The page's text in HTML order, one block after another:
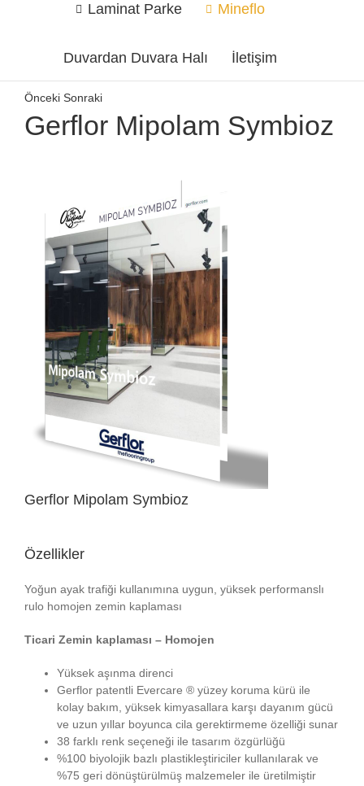
Laminat Parke Mineflo
Duvardan Duvara Halı İletişim
Önceki Sonraki
Gerflor Mipolam Symbioz
Gerflor Mipolam Symbioz
Özellikler
Yoğun ayak trafiği kullanımına uygun, yüksek performanslı
rulo homojen zemin kaplaması
Ticari Zemin kaplaması – Homojen
Yüksek aşınma direnci
Gerflor patentli Evercare ® yüzey koruma kürü ile
kolay bakım, yüksek kimyasallara karşı dayanım gücü
ve uzun yıllar boyunca cila gerektirmeme özelliği sunar
38 farklı renk seçeneği ile tasarım özgürlüğü
%100 biyolojik bazlı plastikleştiriciler kullanılarak ve
%75 geri dönüştürülmüş malzemeler ile üretilmiştir